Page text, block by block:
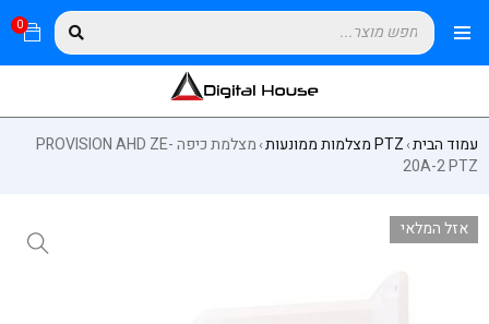
0
עמוד הבית›PTZ מצלמות ממונעות ›
מצלמת כיפה PROVISION AHD ZE-
20A-2 PTZ
אזל המלאי